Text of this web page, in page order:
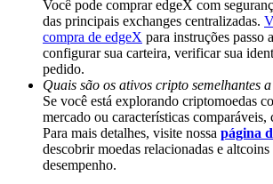
BTC Welcome Rewards
Deposit & Trade BTC to Share 25000
Deposit CASHCAT & Win
Share 500000 CASHCAT prize pool
Você pode comprar edgeX com
das principais exchanges centralizadas.
compra de edgeX para instruções passo
configurar sua carteira, verificar sua
pedido.
Quais são os ativos cripto semelhantes
Se você está explorando criptomoedas
mercado ou características comparáveis,
Para mais detalhes, visite nossa página
descobrir moedas relacionadas e
desempenho.